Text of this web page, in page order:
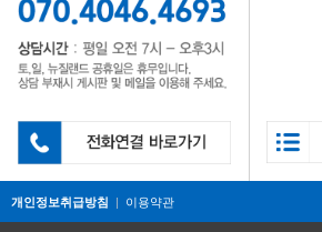
개인정보취급방침 | 이용약관